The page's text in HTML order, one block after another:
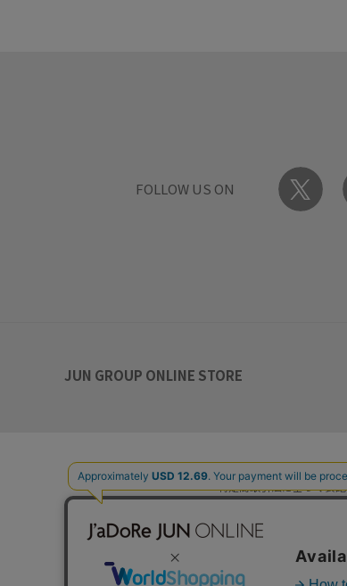
FOLLOW US ON
JUN GROUP ONLINE STORE
特定商取引法に基づく表記